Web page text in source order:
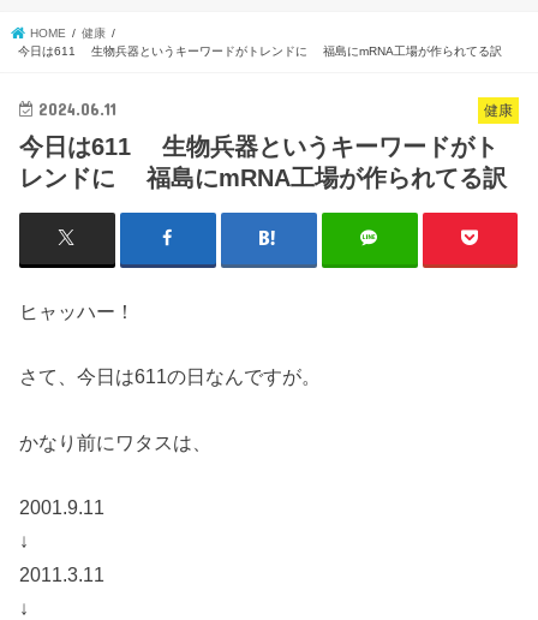
HOME
健康
今日は611 生物兵器というキーワードがトレンドに 福島にmRNA工場が作られてる訳
健康
2024.06.11
今日は611 生物兵器というキーワードがト
レンドに 福島にmRNA工場が作られてる訳
ヒャッハー！
さて、今日は611の日なんですが。
かなり前にワタスは、
2001.9.11
↓
2011.3.11
↓